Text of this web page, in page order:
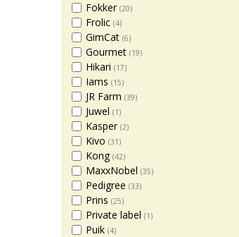
Fokker (20)
Frolic (4)
GimCat (6)
Gourmet (19)
Hikari (17)
Iams (15)
JR Farm (39)
Juwel (1)
Kasper (2)
Kivo (31)
Kong (42)
MaxxNobel (35)
Pedigree (33)
Prins (25)
Private label (1)
Puik (4)